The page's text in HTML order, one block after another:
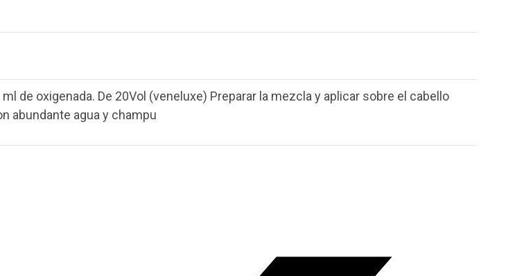
de oxigenada. De 20Vol (veneluxe) Preparar la mezcla y aplicar sobre el cabello
abundante agua y champu